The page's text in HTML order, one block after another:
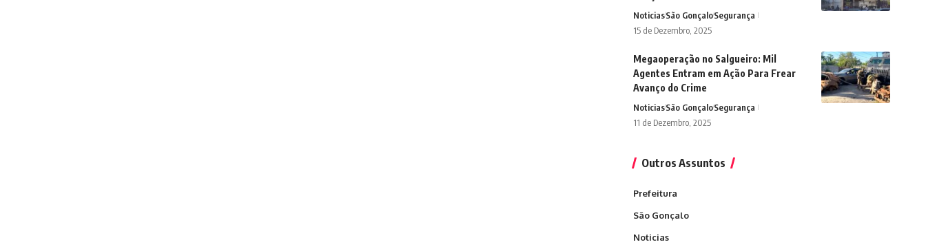
NoticiasSão GonçaloSegurança
15 de Dezembro, 2025
Megaoperação no Salgueiro: Mil
Agentes Entram em Ação Para Frear
Avanço do Crime
NoticiasSão GonçaloSegurança
11 de Dezembro, 2025
Outros Assuntos
Prefeitura
São Gonçalo
Noticias